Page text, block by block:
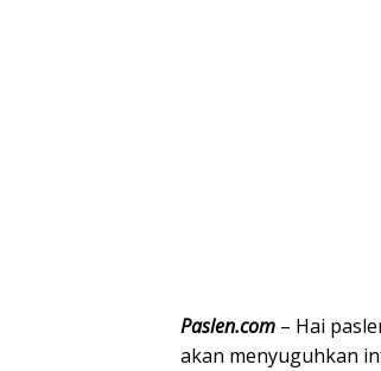
Paslen.com – Hai
akan menyuguhkan